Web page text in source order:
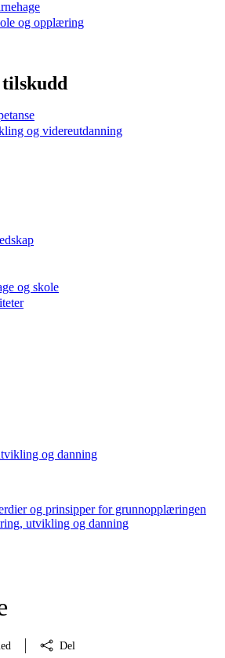
og opplæring
tilskudd
og videreutdanning
og skole
og danning
og prinsipper for grunnopplæringen
utvikling og danning
Del